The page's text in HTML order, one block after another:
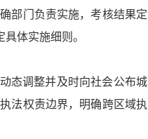
部门负责实施，考核结果定
体实施细则。
态调整并及时向社会公布城
法权责边界，明确跨区域执